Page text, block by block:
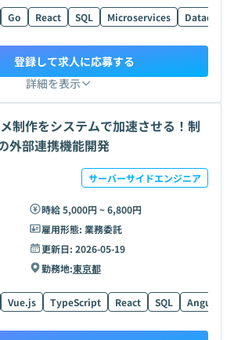
Go React SQL Microservices Datadog
詳細を表示
登録して求人に応募する
制作をシステムで加速させる！制
外部連携機能開発
サーバーサイドエンジニア
時給 5,000円 ~ 6,800円
雇用形態: 業務委託
更新日: 2026-05-19
勤務地:東京都
Vue.js TypeScript React SQL AngularJS